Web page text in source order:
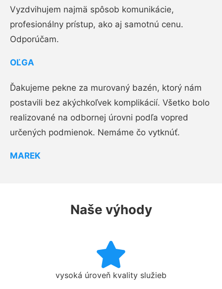
Vyzdvihujem najmä spôsob komunikácie,
profesionálny prístup, ako aj samotnú cenu.
Odporúčam.
OĽGA
Ďakujeme pekne za murovaný bazén, ktorý nám
postavili bez akýchkoľvek komplikácií. Všetko bolo
realizované na odbornej úrovni podľa vopred
určených podmienok. Nemáme čo vytknúť.
MAREK
Naše výhody
vysoká úroveň kvality služieb